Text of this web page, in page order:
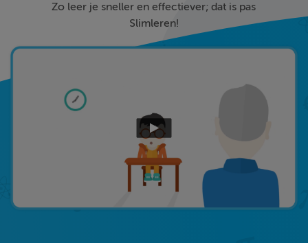
Zo leer je sneller en effectiever; dat is pas
Slimleren!